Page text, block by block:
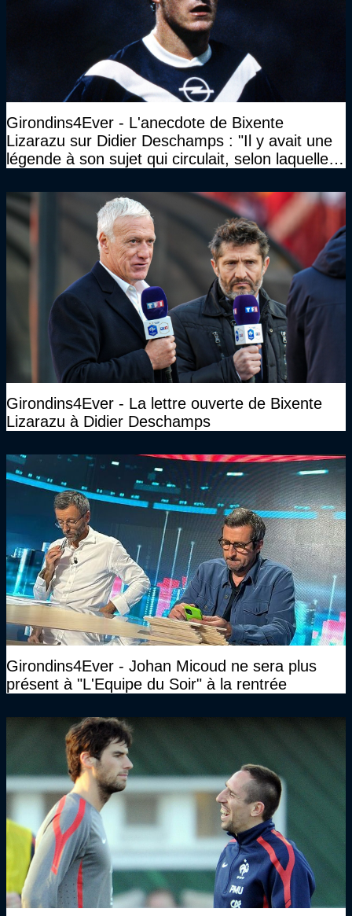
Girondins4Ever - L'anecdote de Bixente
Lizarazu sur Didier Deschamps : "Il y avait une
légende à son sujet qui circulait, selon laquelle il
Girondins4Ever - La lettre ouverte de Bixente
Lizarazu à Didier Deschamps
Girondins4Ever - Johan Micoud ne sera plus
présent à "L'Equipe du Soir" à la rentrée